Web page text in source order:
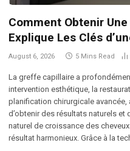
Comment Obtenir
Explique Les Clés
August 6, 2026 5 Mins Read
La greffe capillaire a
intervention esthétique, la
planification chirurgicale
d’obtenir des résultats naturels et
naturel de croissance des
résultat harmonieux. Grâce à la